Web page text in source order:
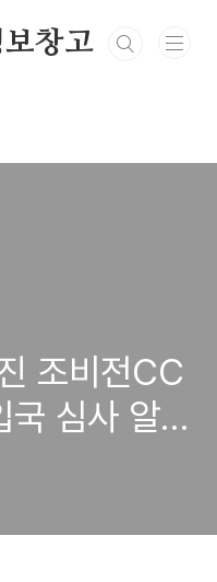
창고
조비전CC
심사 알